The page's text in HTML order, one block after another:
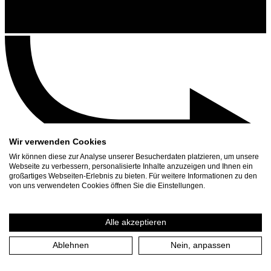
Kontakt
Presse Download
Wir verwenden Cookies
Wir können diese zur Analyse unserer Besucherdaten platzieren, um unsere
Webseite zu verbessern, personalisierte Inhalte anzuzeigen und Ihnen ein
großartiges Webseiten-Erlebnis zu bieten. Für weitere Informationen zu den
von uns verwendeten Cookies öffnen Sie die Einstellungen.
Alle akzeptieren
Ablehnen Nein, anpassen